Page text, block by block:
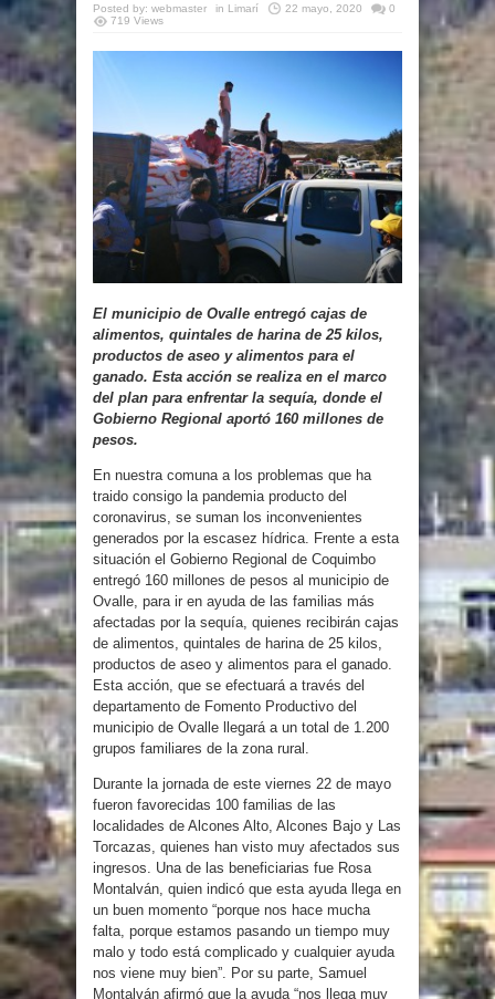
Posted by: webmaster in Limarí 22 mayo, 2020
0
719 Views
El municipio de Ovalle entregó cajas de
alimentos, quintales de harina de 25 kilos,
productos de aseo y alimentos para el
ganado. Esta acción se realiza en el marco
del plan para enfrentar la sequía, donde el
Gobierno Regional aportó 160 millones de
pesos.
En nuestra comuna a los problemas que ha
traido consigo la pandemia producto del
coronavirus, se suman los inconvenientes
generados por la escasez hídrica. Frente a esta
situación el Gobierno Regional de Coquimbo
entregó 160 millones de pesos al municipio de
Ovalle, para ir en ayuda de las familias más
afectadas por la sequía, quienes recibirán cajas
de alimentos, quintales de harina de 25 kilos,
productos de aseo y alimentos para el ganado.
Esta acción, que se efectuará a través del
departamento de Fomento Productivo del
municipio de Ovalle llegará a un total de 1.200
grupos familiares de la zona rural.
Durante la jornada de este viernes 22 de mayo
fueron favorecidas 100 familias de las
localidades de Alcones Alto, Alcones Bajo y Las
Torcazas, quienes han visto muy afectados sus
ingresos. Una de las beneficiarias fue Rosa
Montalván, quien indicó que esta ayuda llega en
un buen momento “porque nos hace mucha
falta, porque estamos pasando un tiempo muy
malo y todo está complicado y cualquier ayuda
nos viene muy bien”. Por su parte, Samuel
Montalván afirmó que la ayuda “nos llega muy